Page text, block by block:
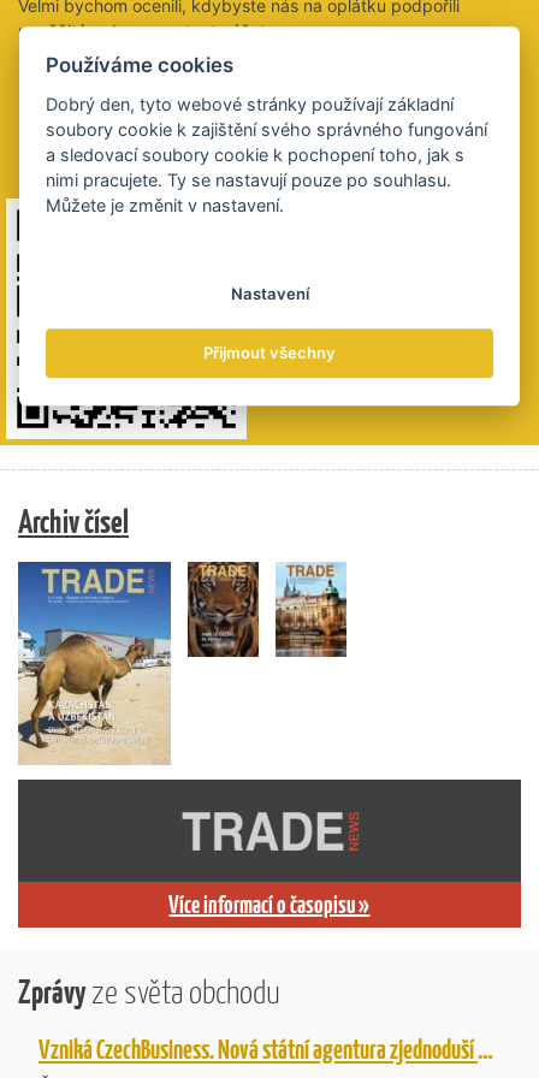
Velmi bychom ocenili, kdybyste nás na oplátku podpořili
peněžitým darem na tento účet:
2021853028/5500
QR kód obsahuje údaje k platbě. Výše částky je na vás,
budeme si vážit všech darovaných plateb.
Děkujeme 😊
Archiv čísel
Více informací o časopisu »
Zprávyze světa obchodu
Vzniká CzechBusiness. Nová státní agentura zjednoduší podporu českých firem
Používáme cookies
Dobrý den, tyto webové stránky používají základní
soubory cookie k zajištění svého správného fungování
a sledovací soubory cookie k pochopení toho, jak s
nimi pracujete. Ty se nastavují pouze po souhlasu.
Můžete je změnit v nastavení.
Nastavení
Přijmout všechny